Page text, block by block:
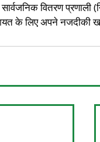
सार्वजनिक वितरण
के लिए अपने नजदीकी